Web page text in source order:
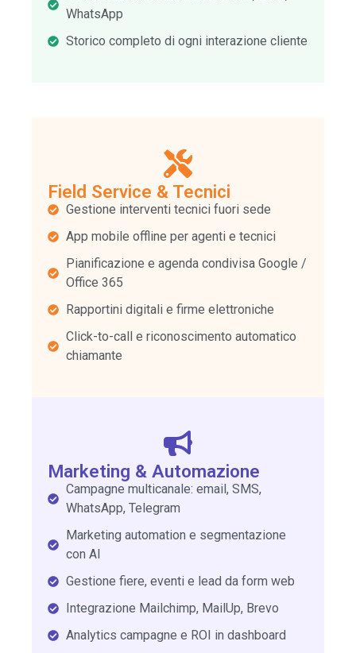
WhatsApp
Storico completo di ogni interazione cliente
Field Service & Tecnici
Gestione interventi tecnici fuori sede
App mobile offline per agenti e tecnici
Pianificazione e agenda condivisa Google /
Office 365
Rapportini digitali e firme elettroniche
Click-to-call e riconoscimento automatico
chiamante
Marketing & Automazione
Campagne multicanale: email, SMS,
WhatsApp, Telegram
Marketing automation e segmentazione
con AI
Gestione fiere, eventi e lead da form web
Integrazione Mailchimp, MailUp, Brevo
Analytics campagne e ROI in dashboard